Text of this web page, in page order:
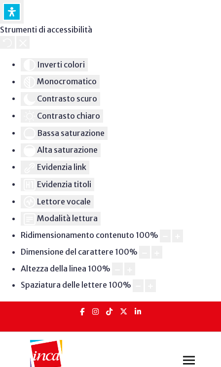
Strumenti di accessibilità
Inverti colori
Monocromatico
Contrasto scuro
Contrasto chiaro
Bassa saturazione
Alta saturazione
Evidenzia link
Evidenzia titoli
Lettore vocale
Modalità lettura
Ridimensionamento contenuto 100%
Dimensione del carattere 100%
Altezza della linea 100%
Spaziatura delle lettere 100%